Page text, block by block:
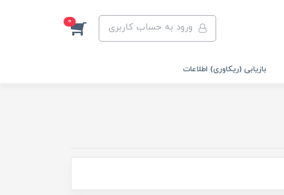
ورود به حساب کاربری 0
بازیابی (ریکاوری) اطلاعات